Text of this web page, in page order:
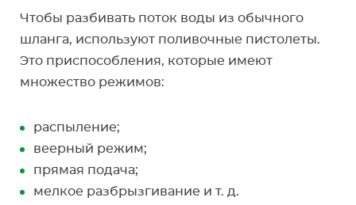
Чтобы разбивать поток воды из обычного
шланга, используют поливочные пистолеты.
Это приспособления, которые имеют
множество режимов:
распыление;
веерный режим;
прямая подача;
мелкое разбрызгивание и т. д.